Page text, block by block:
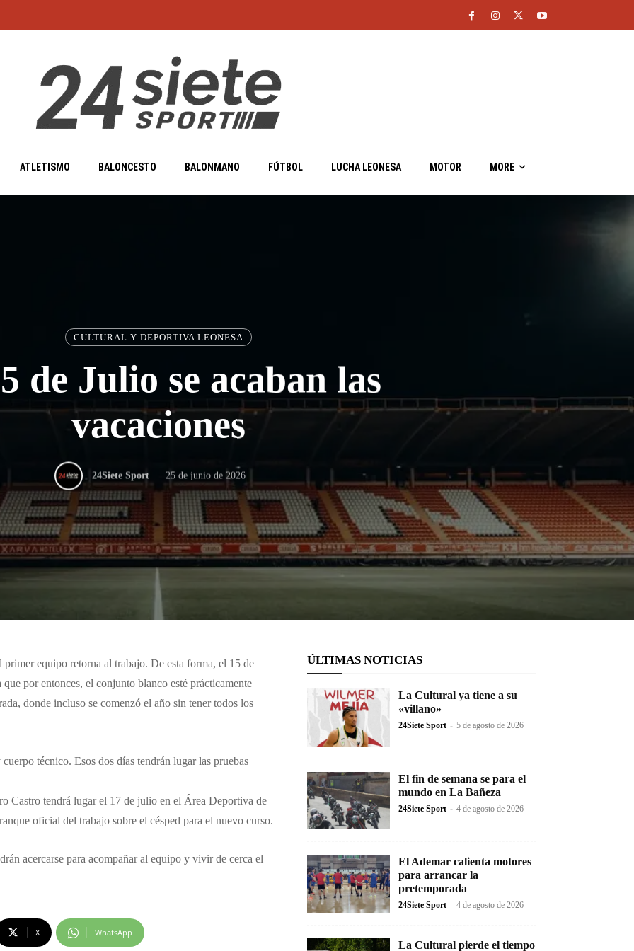
ATLETISMO BALONCESTO BALONMANO FÚTBOL LUCHA LEONESA MOTOR MORE
CULTURAL Y DEPORTIVA LEONESA
de Julio se acaban las
vacaciones
24Siete Sport 25 de junio de 2026
equipo retorna al trabajo. De esta forma, el 15 de
por entonces, el conjunto blanco esté prácticamente
donde incluso se comenzó el año sin tener todos los
técnico. Esos dos días tendrán lugar las pruebas
Castro tendrá lugar el 17 de julio en el Área Deportiva de
oficial del trabajo sobre el césped para el nuevo curso.
acercarse para acompañar al equipo y vivir de cerca el
X WhatsApp
ÚLTIMAS NOTICIAS
La Cultural ya tiene a su
«villano»
24Siete Sport - 5 de agosto de 2026
El fin de semana se para el
mundo en La Bañeza
24Siete Sport - 4 de agosto de 2026
El Ademar calienta motores
para arrancar la
pretemporada
24Siete Sport - 4 de agosto de 2026
La Cultural pierde el tiempo